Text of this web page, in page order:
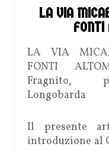
LA VIA
FONTI
LA VIA
FONTI
Fragnito,
Longobarda
Il presente
introduzione al